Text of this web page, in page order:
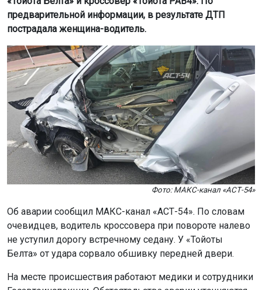
предварительной информации, в результате ДТП
пострадала женщина-водитель.
Фото: МАКС-канал «АСТ-54»
Об аварии сообщил МАКС-канал «АСТ-54». По словам
очевидцев, водитель кроссовера при повороте налево
не уступил дорогу встречному седану. У «Тойоты
Белта» от удара сорвало обшивку передней двери.
На месте происшествия работают медики и сотрудники